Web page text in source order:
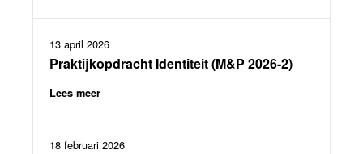
13 april 2026
Praktijkopdracht Identiteit (M&P 2026-2)
Lees meer
18 februari 2026